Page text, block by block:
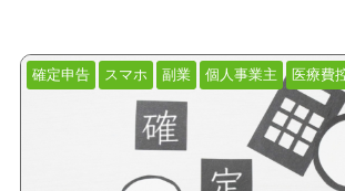
副業
個人事業主 医療費控除
不動
マンション売却
譲渡所得税
住み替え
住み替えローン
ダブルローン
シング
児童手当 住宅手当
確定申告 スマホ 副業 個人事業主 医療費